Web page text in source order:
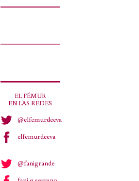
EL FÉMUR
EN LAS REDES
@elfemurdeeva
elfemurdeeva
@fanigrande